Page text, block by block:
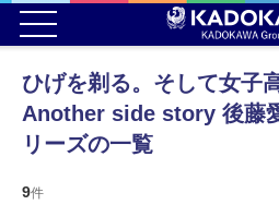
ひげを剃る。そして女子
Another side story 後藤
リーズの一覧
9件